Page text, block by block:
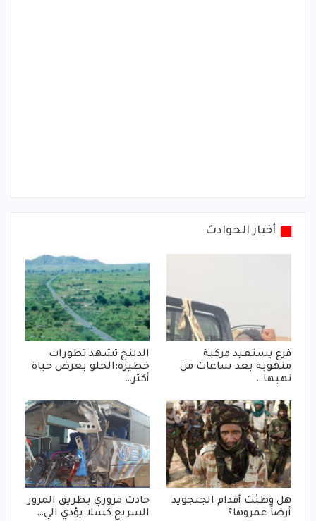
أخبار الحوادث
فزع يستعيد مركبة
منهوبة بعد ساعات من
نهبها…
الدلنج تشهد تطورات
خطيرة:الحلو يعرض حياة
أكثر…
هل وطئت أقدام الجنجويد
أرضاً عمروها؟
حادث مروري بطريق المرور
السريع كسلا يؤدي الي…